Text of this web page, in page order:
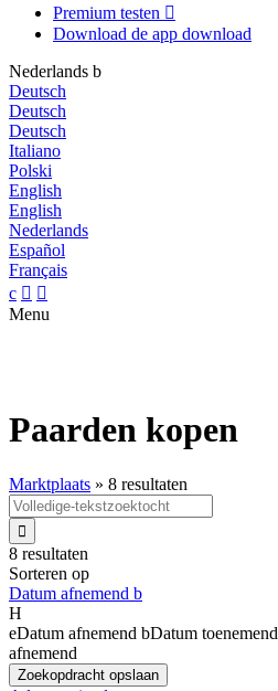
Premium testen 
Download de app download
Nederlands b
Deutsch
Deutsch
Deutsch
Italiano
Polski
English
English
Nederlands
Español
Français
c  
Menu
Paarden kopen
Marktplaats » 8 resultaten

8 resultaten
Sorteren op
Datum afnemend b
H
eDatum afnemend bDatum toenemend
afnemend
Zoekopdracht opslaan